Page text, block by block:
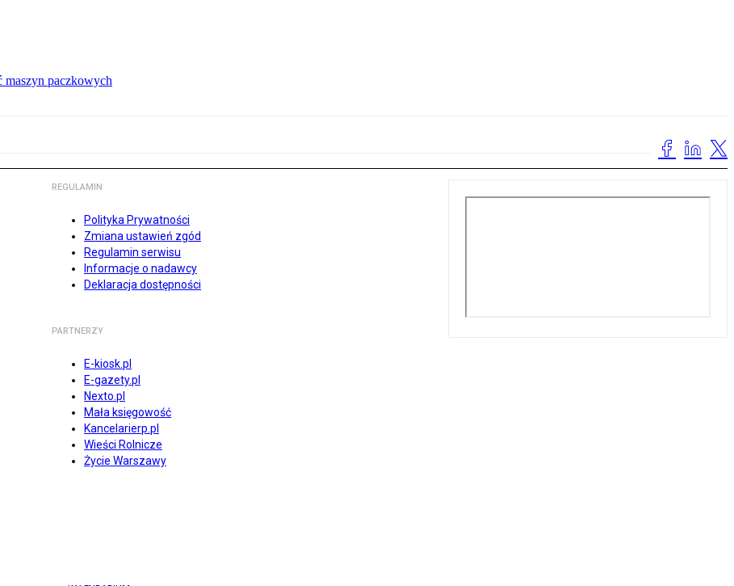
maszyn paczkowych
REGULAMIN
Polityka Prywatności
Zmiana ustawień zgód
Regulamin serwisu
Informacje o nadawcy
Deklaracja dostępności
PARTNERZY
E-kiosk.pl
E-gazety.pl
Nexto.pl
Mała księgowość
Kancelarierp.pl
Wieści Rolnicze
Życie Warszawy